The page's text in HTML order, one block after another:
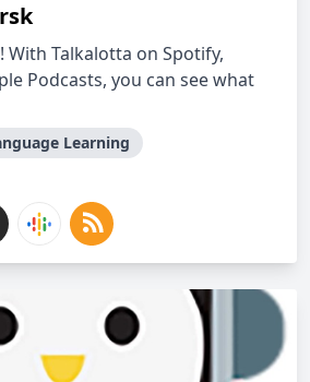
With Talkalotta on Spotify,
Podcasts, you can see what
Learning